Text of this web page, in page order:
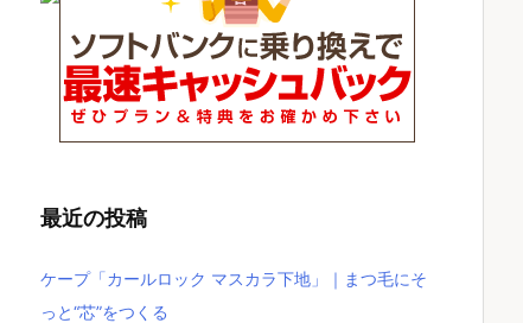
最近の投稿
ケープ「カールロック マスカラ下地」｜まつ毛にそ
っと“芯”をつくる